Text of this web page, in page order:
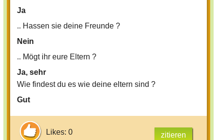
Ja
.. Hassen sie deine Freunde ?
Nein
.. Mögt ihr eure Eltern ?
Ja, sehr
Wie findest du es wie deine eltern sind ?
Gut
Likes: 0 zitieren